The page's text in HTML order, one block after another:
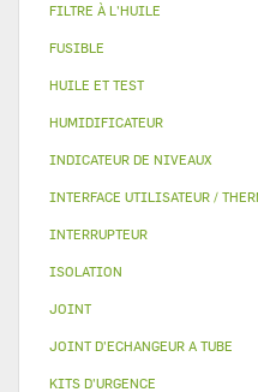
FILTRE À L'HUILE
FUSIBLE
HUILE ET TEST
HUMIDIFICATEUR
INDICATEUR DE NIVEAUX
INTERFACE UTILISATEUR /
INTERRUPTEUR
ISOLATION
JOINT
JOINT D'ECHANGEUR A TUBE
KITS D'URGENCE